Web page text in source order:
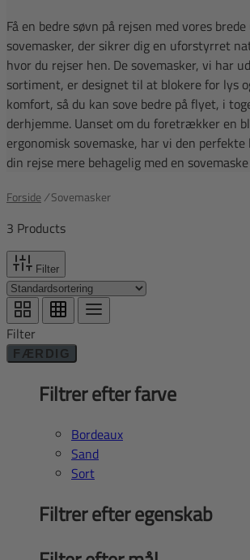
Få en bedre søvn på rejsen med vores
sovemasker, der sikrer dig en uforstyrret
hvor du rejser hen. De sovemasker, vi har
sortiment, er designet til at blokere for lys
komfort, så du kan sove bedre på flyet, i
derhjemme. Uanset om du foretrækker en
ergonomisk sovemaske, har vi den
din rejse mere behagelig med en
Forside/Sovemasker
3 Products
Filter
Filter
FÆRDIG
Filtrer efter farve
Bordeaux
Sand
Sort
Filtrer efter egenskab